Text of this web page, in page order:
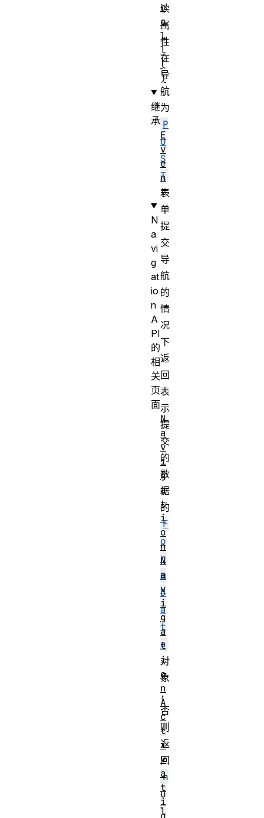
读
属
性
在
导
航
为
P
O
S
T
表
单
提
交
导
航
的
情
况
下
返
回
表
示
提
交
的
数
据
的
F
o
r
m
D
a
t
a
对
象
，
否
则
返
回
n
u
l
r
o
l
l
(
)
继
承
E
v
e
n
t
N
a
vi
g
at
io
n
A
PI
的
相
关
页
面
N
a
v
i
g
a
t
i
o
n
N
a
v
i
g
a
t
i
o
n
A
c
t
i
v
a
t
i